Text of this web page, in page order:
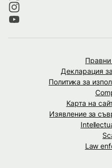
Декларация
Политика за
Карта на
Изявление за
Law